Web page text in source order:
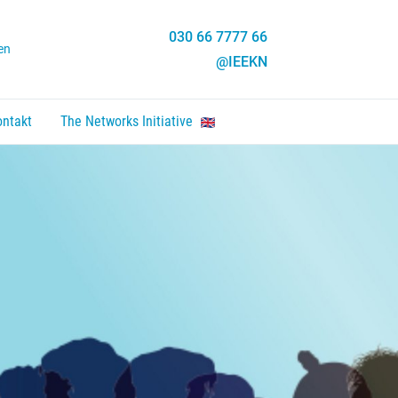
030 66 7777 66
@IEEKN
The Networks Initiative